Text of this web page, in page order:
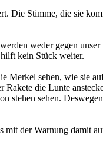
Die Stimme, die sie
weder gegen
kein Stück weiter.
sehen, wie sie
die Lunte
stehen sehen.
der Warnung damit